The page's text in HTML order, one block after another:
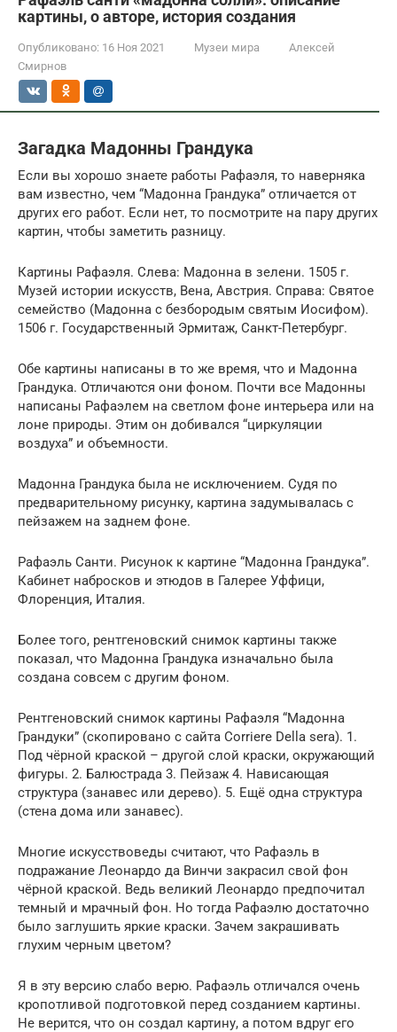
картины, о авторе, история создания
Опубликовано: 16 Ноя 2021 Музеи мира
Алексей
Смирнов
Загадка Мадонны Грандука
Если вы хорошо знаете работы Рафаэля, то наверняка
вам известно, чем “Мадонна Грандука” отличается от
других его работ. Если нет, то посмотрите на пару других
картин, чтобы заметить разницу.
Картины Рафаэля. Слева: Мадонна в зелени. 1505 г.
Музей истории искусств, Вена, Австрия. Справа: Святое
семейство (Мадонна с безбородым святым Иосифом).
1506 г. Государственный Эрмитаж, Санкт-Петербург.
Обе картины написаны в то же время, что и Мадонна
Грандука. Отличаются они фоном. Почти все Мадонны
написаны Рафаэлем на светлом фоне интерьера или на
лоне природы. Этим он добивался “циркуляции
воздуха” и объемности.
Мадонна Грандука была не исключением. Судя по
предварительному рисунку, картина задумывалась с
пейзажем на заднем фоне.
Рафаэль Санти. Рисунок к картине “Мадонна Грандука”.
Кабинет набросков и этюдов в Галерее Уффици,
Флоренция, Италия.
Более того, рентгеновский снимок картины также
показал, что Мадонна Грандука изначально была
создана совсем с другим фоном.
Рентгеновский снимок картины Рафаэля “Мадонна
Грандуки” (скопировано с сайта Corriere Della sera). 1.
Под чёрной краской – другой слой краски, окружающий
фигуры. 2. Балюстрада 3. Пейзаж 4. Нависающая
структура (занавес или дерево). 5. Ещё одна структура
(стена дома или занавес).
Многие искусствоведы считают, что Рафаэль в
подражание Леонардо да Винчи закрасил свой фон
чёрной краской. Ведь великий Леонардо предпочитал
темный и мрачный фон. Но тогда Рафаэлю достаточно
было заглушить яркие краски. Зачем закрашивать
глухим черным цветом?
Я в эту версию слабо верю. Рафаэль отличался очень
кропотливой подготовкой перед созданием картины.
Не верится, что он создал картину, а потом вдруг его